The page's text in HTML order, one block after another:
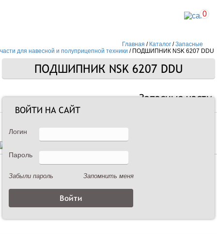
0
Главная / Каталог /Запасные
части для навесной и полуприцепной техники / ПОДШИПНИК NSK 6207 DDU
ПОДШИПНИК NSK 6207 DDU
Запасные части
Описание
ПОДШИПНИК NSK 6207 DDU
ВОЙТИ НА САЙТ
Логин
Пароль
Забыли пароль Запомнить меня